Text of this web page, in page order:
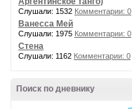
Слушали: 1532 Комментарии: 0
Ванесса Мей
Слушали: 1975 Комментарии: 0
Стена
Слушали: 1162 Комментарии: 0
Поиск по дневнику